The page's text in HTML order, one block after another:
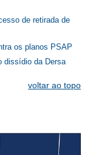
de retirada de
os planos PSAP
dissídio da Dersa
voltar ao topo